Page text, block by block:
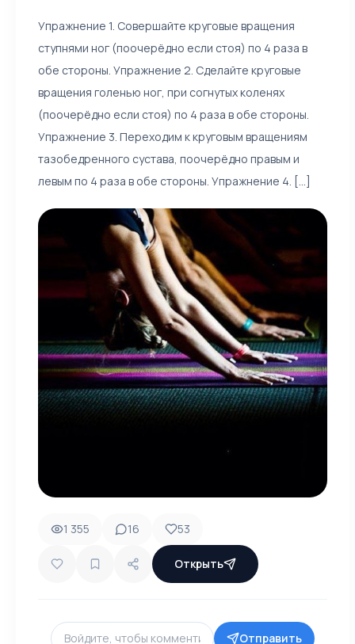
Упражнение 1. Совершайте круговые вращения
ступнями ног (поочерёдно если стоя) по 4 раза в
обе стороны. Упражнение 2. Сделайте круговые
вращения голенью ног, при согнутых коленях
(поочерёдно если стоя) по 4 раза в обе стороны.
Упражнение 3. Переходим к круговым вращениям
тазобедренного сустава, поочерёдно правым и
левым по 4 раза в обе стороны. Упражнение 4. [...]
1 355 16 53
Открыть
Отправить